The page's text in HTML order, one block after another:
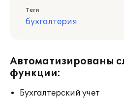
Теги
бухгалтерия
Автоматизированы
функции:
Бухгалтерский учет